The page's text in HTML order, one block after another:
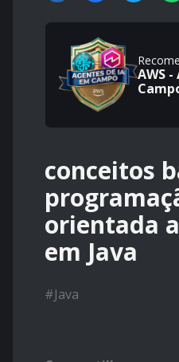
AWS
conceitos
orientada
em Java
#Java